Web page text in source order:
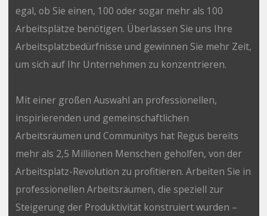
egal, ob Sie einen, 100 oder sogar mehr als 100
Arbeitsplätze benötigen. Überlassen Sie uns Ihre
Arbeitsplatzbedürfnisse und gewinnen Sie mehr Zeit,
um sich auf Ihr Unternehmen zu konzentrieren.
Mit einer großen Auswahl an professionellen,
inspirierenden und gemeinschaftlichen
Arbeitsräumen und Communitys hat Regus bereits
mehr als 2,5 Millionen Menschen geholfen, von der
Arbeitsplatz-Revolution zu profitieren. Arbeiten Sie in
professionellen Arbeitsräumen, die speziell zur
Steigerung der Produktivität konstruiert wurden –